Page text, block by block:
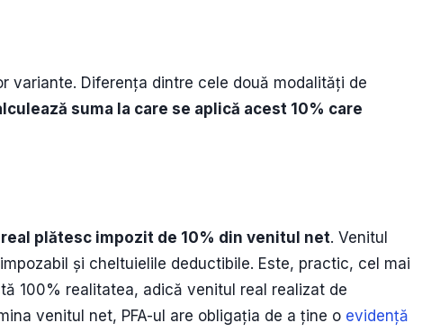
variante. Diferența dintre cele două modalități de
suma la care se aplică acest 10% care
plătesc impozit de 10% din venitul net. Venitul
și cheltuielile deductibile. Este, practic, cel mai
100% realitatea, adică venitul real realizat de
venitul net, PFA-ul are obligația de a ține o evidență